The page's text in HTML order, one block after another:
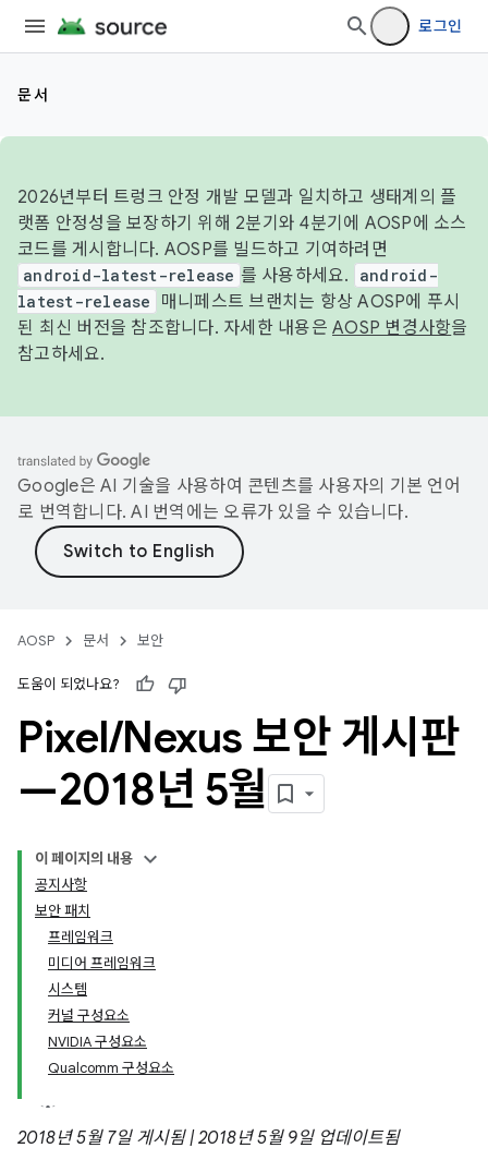
로그인
문서
2026년부터 트렁크 안정 개발 모델과 일치하고 생태계의 플
랫폼 안정성을 보장하기 위해 2분기와 4분기에 AOSP에 소스
코드를 게시합니다. AOSP를 빌드하고 기여하려면
android-latest-release 를 사용하세요.
android-
latest-release
매니페스트 브랜치는 항상 AOSP에 푸시
된 최신 버전을 참조합니다. 자세한 내용은 AOSP 변경사항을
참고하세요.
Google은 AI 기술을 사용하여 콘텐츠를 사용자의 기본 언어
로 번역합니다. AI 번역에는 오류가 있을 수 있습니다.
AOSP 문서 보안
도움이 되었나요?
Pixel/Nexus 보안 게시판
—2018년 5월
이 페이지의 내용
공지사항
보안 패치
프레임워크
미디어 프레임워크
시스템
커널 구성요소
NVIDIA 구성요소
Qualcomm 구성요소
2018년 5월 7일 게시됨 | 2018년 5월 9일 업데이트됨